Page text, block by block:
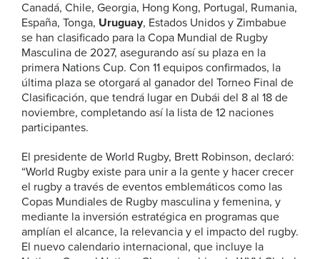
Canadá, Chile, Georgia, Hong Kong, Portugal, Rumania,
España, Tonga, Uruguay, Estados Unidos y Zimbabue
se han clasificado para la Copa Mundial de Rugby
Masculina de 2027, asegurando así su plaza en la
primera Nations Cup. Con 11 equipos confirmados, la
última plaza se otorgará al ganador del Torneo Final de
Clasificación, que tendrá lugar en Dubái del 8 al 18 de
noviembre, completando así la lista de 12 naciones
participantes.
El presidente de World Rugby, Brett Robinson, declaró:
“World Rugby existe para unir a la gente y hacer crecer
el rugby a través de eventos emblemáticos como las
Copas Mundiales de Rugby masculina y femenina, y
mediante la inversión estratégica en programas que
amplían el alcance, la relevancia y el impacto del rugby.
El nuevo calendario internacional, que incluye la